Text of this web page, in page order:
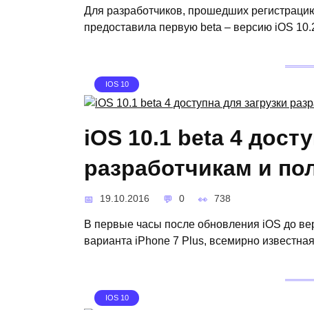
Для разработчиков, прошедших
предоставила первую beta – версию iOS
IOS 10
iOS 10.1 beta 4
разработчикам и
19.10.2016 0 738
В первые часы после обновления iOS до
варианта iPhone 7 Plus, всемирно
IOS 10